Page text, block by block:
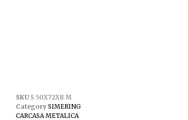
SKU S 50X72X8 M
Category SIMERING
CARCASA METALICA